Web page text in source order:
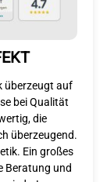
überzeugt auf
bei Qualität
die
überzeugend.
Ein großes
Beratung und